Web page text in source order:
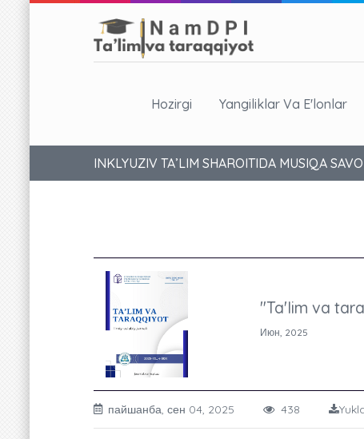
Hozirgi Yangiliklar Va E'lonlar
INKLYUZIV TA’LIM SHAROITIDA MUSIQA
"Ta'lim va
Июн, 2025
пайшанба, сен 04, 2025 438